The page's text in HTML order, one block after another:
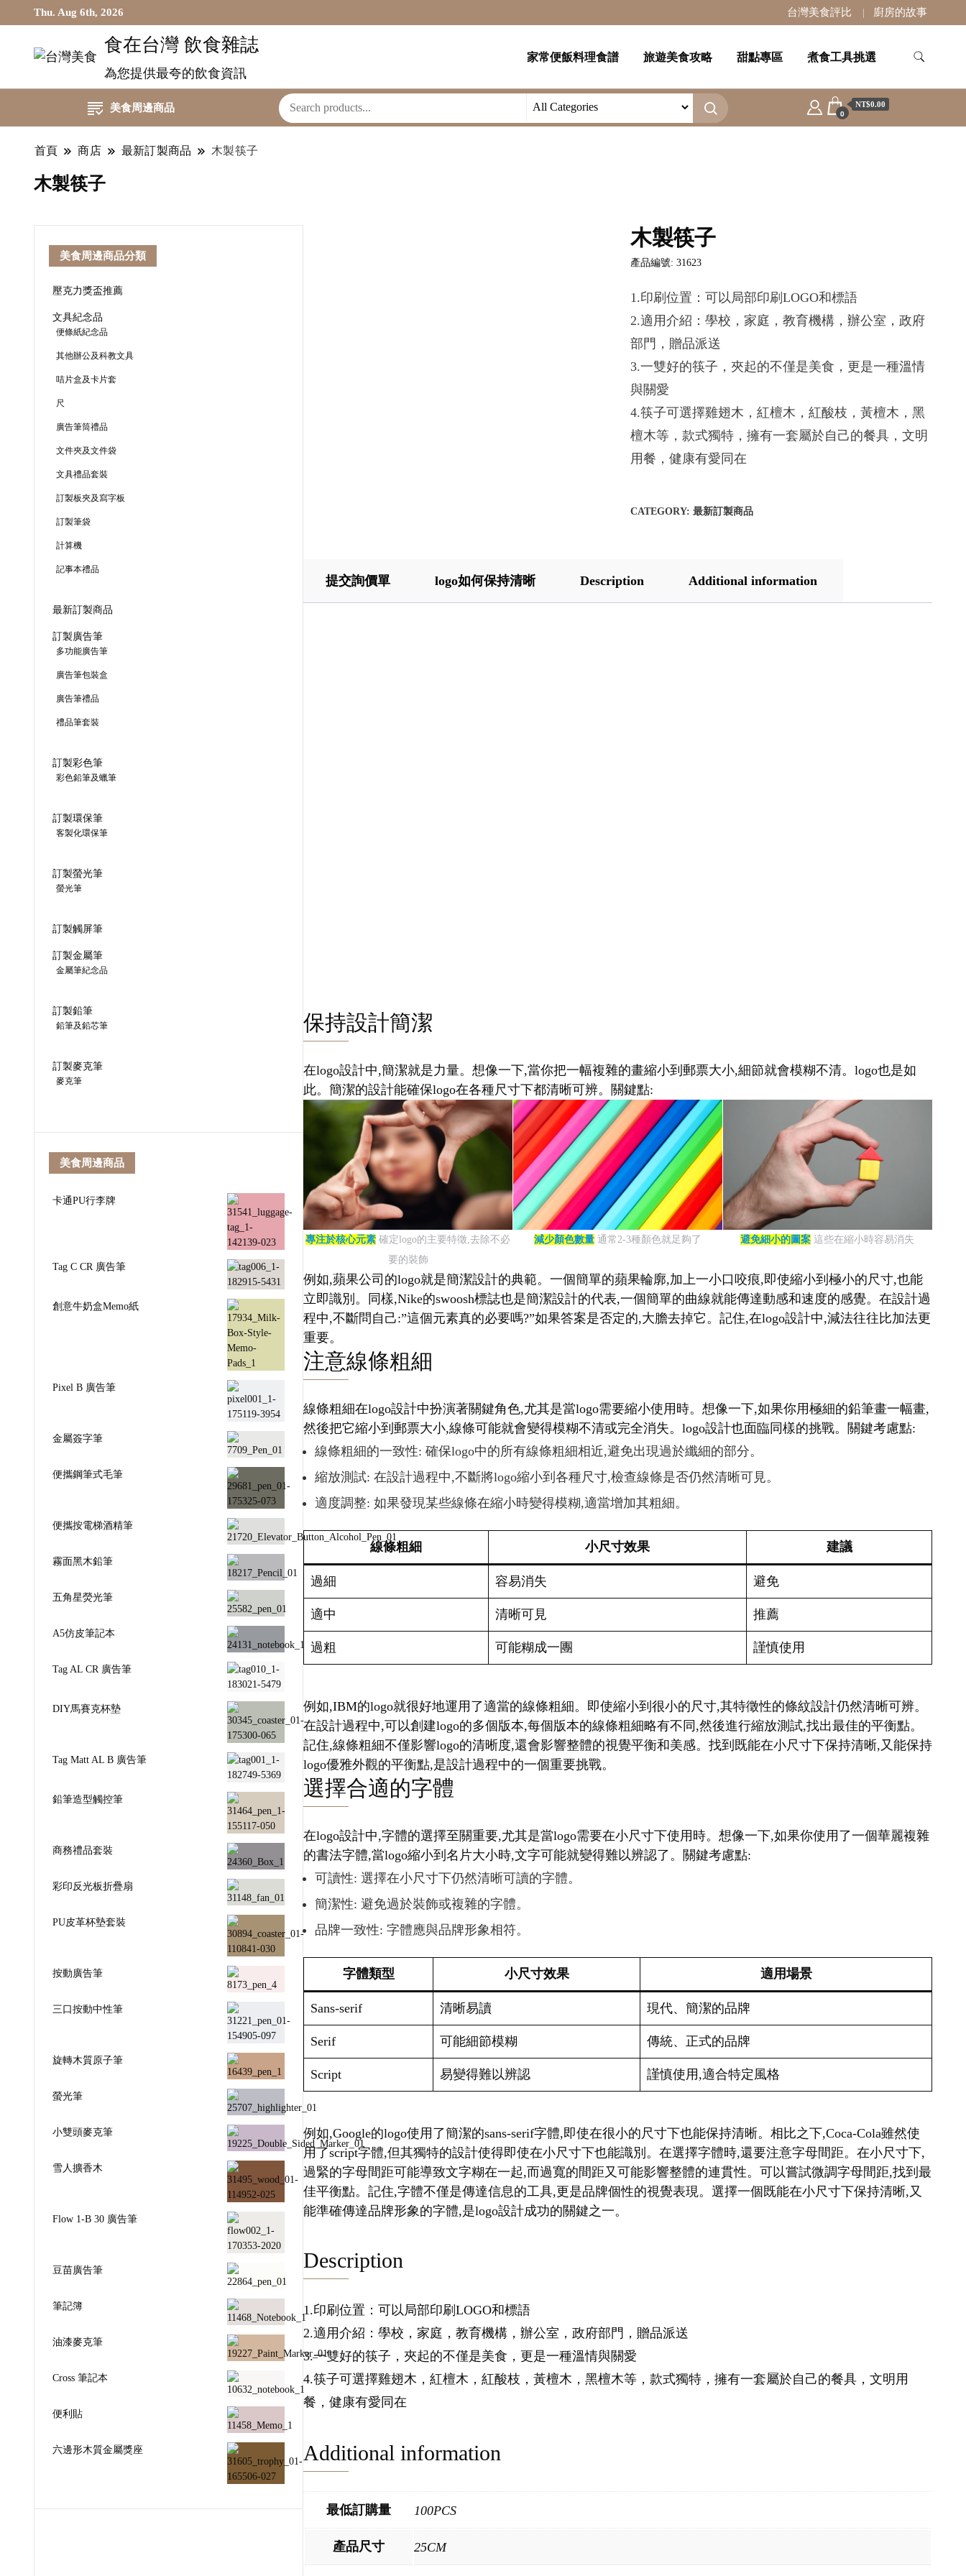
Thu. Aug 6th, 2026 台灣美食評比 廚房的故事
食在台灣 飲食雜誌
為您提供最夸的飲食資訊
家常便飯料理食譜 旅遊美食攻略 甜點專區 煮食工具挑選
美食周邊商品 0
NT$0.00
首頁 商店 最新訂製商品 木製筷子
木製筷子
木製筷子
產品編號: 31623
1.印刷位置：可以局部印刷LOGO和標語
2.適用介紹：學校，家庭，教育機構，辦公室，政府
部門，贈品派送
3.一雙好的筷子，夾起的不僅是美食，更是一種溫情
與關愛
4.筷子可選擇雞翅木，紅檀木，紅酸枝，黃檀木，黑
檀木等，款式獨特，擁有一套屬於自己的餐具，文明
用餐，健康有愛同在
CATEGORY: 最新訂製商品
提交詢價單 logo如何保持清晰 Description Additional information
保持設計簡潔
在logo設計中,簡潔就是力量。想像一下,當你把一幅複雜的畫縮小到郵票大小,細節就會模糊不清。logo也是如
此。簡潔的設計能確保logo在各種尺寸下都清晰可辨。關鍵點:
專注於核心元素 確定logo的主要特徵,去除不必
要的裝飾
減少顏色數量 通常2-3種顏色就足夠了 避免細小的圖案 這些在縮小時容易消失
例如,蘋果公司的logo就是簡潔設計的典範。一個簡單的蘋果輪廓,加上一小口咬痕,即使縮小到極小的尺寸,也能
立即識別。同樣,Nike的swoosh標誌也是簡潔設計的代表,一個簡單的曲線就能傳達動感和速度的感覺。在設計過
程中,不斷問自己:”這個元素真的必要嗎?”如果答案是否定的,大膽去掉它。記住,在logo設計中,減法往往比加法更
重要。
注意線條粗細
線條粗細在logo設計中扮演著關鍵角色,尤其是當logo需要縮小使用時。想像一下,如果你用極細的鉛筆畫一幅畫,
然後把它縮小到郵票大小,線條可能就會變得模糊不清或完全消失。logo設計也面臨同樣的挑戰。關鍵考慮點:
線條粗細的一致性: 確保logo中的所有線條粗細相近,避免出現過於纖細的部分。
縮放測試: 在設計過程中,不斷將logo縮小到各種尺寸,檢查線條是否仍然清晰可見。
適度調整: 如果發現某些線條在縮小時變得模糊,適當增加其粗細。
線條粗細 小尺寸效果 建議
過細 容易消失 避免
適中 清晰可見 推薦
過粗 可能糊成一團 謹慎使用
例如,IBM的logo就很好地運用了適當的線條粗細。即使縮小到很小的尺寸,其特徵性的條紋設計仍然清晰可辨。
在設計過程中,可以創建logo的多個版本,每個版本的線條粗細略有不同,然後進行縮放測試,找出最佳的平衡點。
記住,線條粗細不僅影響logo的清晰度,還會影響整體的視覺平衡和美感。找到既能在小尺寸下保持清晰,又能保持
logo優雅外觀的平衡點,是設計過程中的一個重要挑戰。
選擇合適的字體
在logo設計中,字體的選擇至關重要,尤其是當logo需要在小尺寸下使用時。想像一下,如果你使用了一個華麗複雜
的書法字體,當logo縮小到名片大小時,文字可能就變得難以辨認了。關鍵考慮點:
可讀性: 選擇在小尺寸下仍然清晰可讀的字體。
簡潔性: 避免過於裝飾或複雜的字體。
品牌一致性: 字體應與品牌形象相符。
字體類型 小尺寸效果 適用場景
Sans-serif 清晰易讀 現代、簡潔的品牌
Serif 可能細節模糊 傳統、正式的品牌
Script 易變得難以辨認 謹慎使用,適合特定風格
例如,Google的logo使用了簡潔的sans-serif字體,即使在很小的尺寸下也能保持清晰。相比之下,Coca-Cola雖然使
用了script字體,但其獨特的設計使得即使在小尺寸下也能識別。在選擇字體時,還要注意字母間距。在小尺寸下,
過緊的字母間距可能導致文字糊在一起,而過寬的間距又可能影響整體的連貫性。可以嘗試微調字母間距,找到最
佳平衡點。記住,字體不僅是傳達信息的工具,更是品牌個性的視覺表現。選擇一個既能在小尺寸下保持清晰,又
能準確傳達品牌形象的字體,是logo設計成功的關鍵之一。
Description
1.印刷位置：可以局部印刷LOGO和標語
2.適用介紹：學校，家庭，教育機構，辦公室，政府部門，贈品派送
3.一雙好的筷子，夾起的不僅是美食，更是一種溫情與關愛
4.筷子可選擇雞翅木，紅檀木，紅酸枝，黃檀木，黑檀木等，款式獨特，擁有一套屬於自己的餐具，文明用
餐，健康有愛同在
Additional information
最低訂購量 100PCS
產品尺寸 25CM
美食周邊商品分類
壓克力獎盃推薦
文具紀念品
便條紙紀念品
其他辦公及科教文具
咭片盒及卡片套
尺
廣告筆筒禮品
文件夾及文件袋
文具禮品套裝
訂製板夾及寫字板
訂製筆袋
計算機
記事本禮品
最新訂製商品
訂製廣告筆
多功能廣告筆
廣告筆包裝盒
廣告筆禮品
禮品筆套裝
訂製彩色筆
彩色鉛筆及蠟筆
訂製環保筆
客製化環保筆
訂製螢光筆
螢光筆
訂製觸屏筆
訂製金屬筆
金屬筆紀念品
訂製鉛筆
鉛筆及鉛芯筆
訂製麥克筆
麥克筆
美食周邊商品
卡通PU行李牌
Tag C CR 廣告筆
創意牛奶盒Memo紙
Pixel B 廣告筆
金屬簽字筆
便攜鋼筆式毛筆
便攜按電梯酒精筆
霧面黑木鉛筆
五角星熒光筆
A5仿皮筆記本
Tag AL CR 廣告筆
DIY馬賽克杯墊
Tag Matt AL B 廣告筆
鉛筆造型觸控筆
商務禮品套裝
彩印反光板折疊扇
PU皮革杯墊套裝
按動廣告筆
三口按動中性筆
旋轉木質原子筆
螢光筆
小雙頭麥克筆
雪人擴香木
Flow 1-B 30 廣告筆
豆苗廣告筆
筆記簿
油漆麥克筆
Cross 筆記本
便利貼
六邊形木質金屬獎座